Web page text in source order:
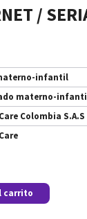
/
infantil
materno-
Colombia S.A.S
carrito